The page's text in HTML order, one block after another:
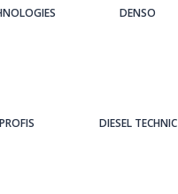
DENSO
DIESEL TECHNIC